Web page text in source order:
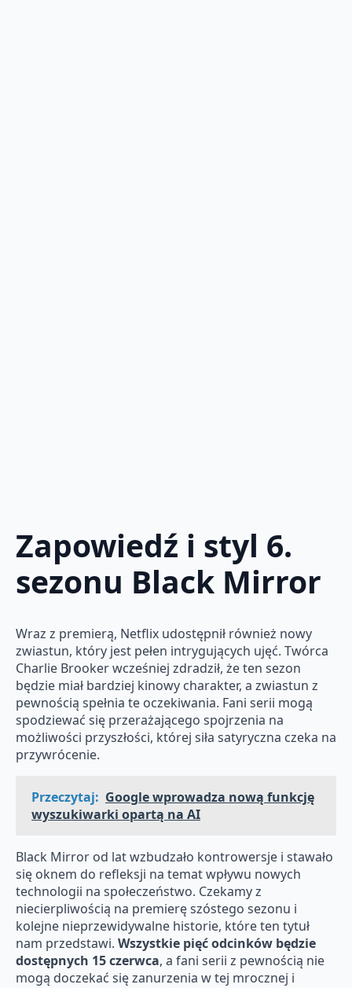
Zapowiedź i styl 6.
sezonu Black Mirror
Wraz z premierą, Netflix udostępnił również nowy
zwiastun, który jest pełen intrygujących ujęć. Twórca
Charlie Brooker wcześniej zdradził, że ten sezon
będzie miał bardziej kinowy charakter, a zwiastun z
pewnością spełnia te oczekiwania. Fani serii mogą
spodziewać się przerażającego spojrzenia na
możliwości przyszłości, której siła satyryczna czeka na
przywrócenie.
Przeczytaj: Google wprowadza nową funkcję
wyszukiwarki opartą na AI
Black Mirror od lat wzbudzało kontrowersje i stawało
się oknem do refleksji na temat wpływu nowych
technologii na społeczeństwo. Czekamy z
niecierpliwością na premierę szóstego sezonu i
kolejne nieprzewidywalne historie, które ten tytuł
nam przedstawi. Wszystkie pięć odcinków będzie
dostępnych 15 czerwca, a fani serii z pewnością nie
mogą doczekać się zanurzenia w tej mrocznej i